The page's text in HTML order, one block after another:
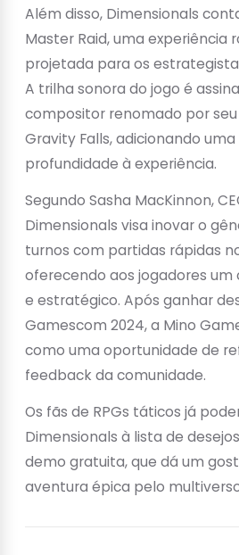
Além disso, Dimensionals
Master Raid, uma experiência
projetada para os
A trilha sonora do jogo é
compositor renomado por
Gravity Falls, adicionando
profundidade à experiência.
Segundo Sasha MacKinnon,
Dimensionals visa inovar o
turnos com partidas rápidas
oferecendo aos jogadores um
e estratégico. Após ganhar
Gamescom 2024, a Mino
como uma oportunidade de
feedback da comunidade.
Os fãs de RPGs táticos já
Dimensionals à lista de
demo gratuita, que dá um
aventura épica pelo